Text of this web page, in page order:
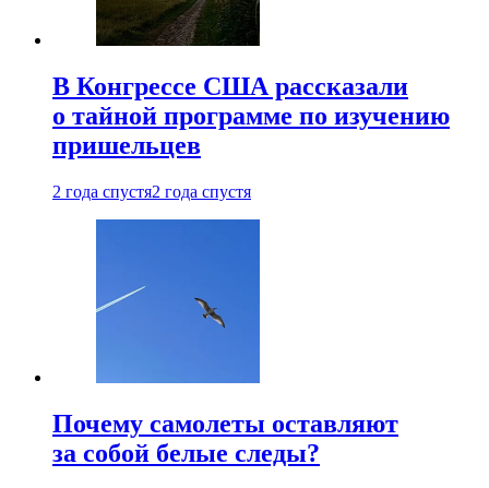
В Конгрессе США рассказали
о тайной программе по изучению
пришельцев
2 года спустя2 года спустя
Почему самолеты оставляют
за собой белые следы?